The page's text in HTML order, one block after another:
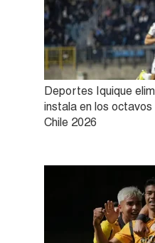
Deportes Iquique
instala en los
Chile 2026